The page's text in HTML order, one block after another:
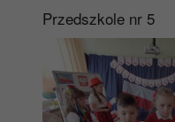
Przedszkole nr 5